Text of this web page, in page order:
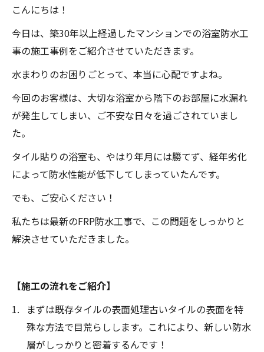
こんにちは！
今日は、築30年以上経過したマンションでの浴室防水工
事の施工事例をご紹介させていただきます。
水まわりのお困りごとって、本当に心配ですよね。
今回のお客様は、大切な浴室から階下のお部屋に水漏れ
が発生してしまい、ご不安な日々を過ごされていまし
た。
タイル貼りの浴室も、やはり年月には勝てず、経年劣化
によって防水性能が低下してしまっていたんです。
でも、ご安心ください！
私たちは最新のFRP防水工事で、この問題をしっかりと
解決させていただきました。
【施工の流れをご紹介】
まずは既存タイルの表面処理古いタイルの表面を特
殊な方法で目荒らしします。これにより、新しい防水
層がしっかりと密着するんです！